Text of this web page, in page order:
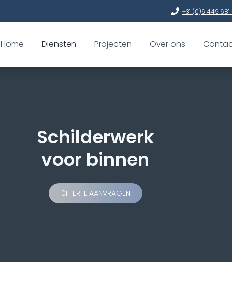
+31 (0)6 449 681
Home Diensten Projecten Over ons
Schilderwerk
voor binnen
0FFERTE AANVRAGEN